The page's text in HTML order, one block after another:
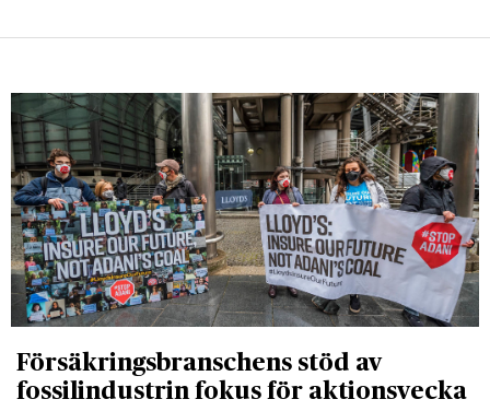
Försäkringsbranschens stöd av
fossilindustrin fokus för aktionsvecka